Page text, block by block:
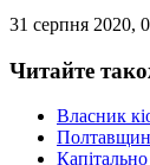
31 серпня 2020,
Читайте
Власник